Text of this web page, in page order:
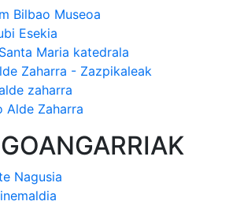
Bilbao Museoa
Esekia
Maria katedrala
Zaharra - Zazpikaleak
zaharra
Alde Zaharra
Nagusia